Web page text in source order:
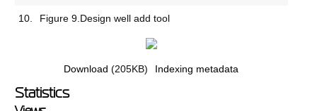
10. Figure 9.Design well add tool
Download (205KB) Indexing metadata
Statistics